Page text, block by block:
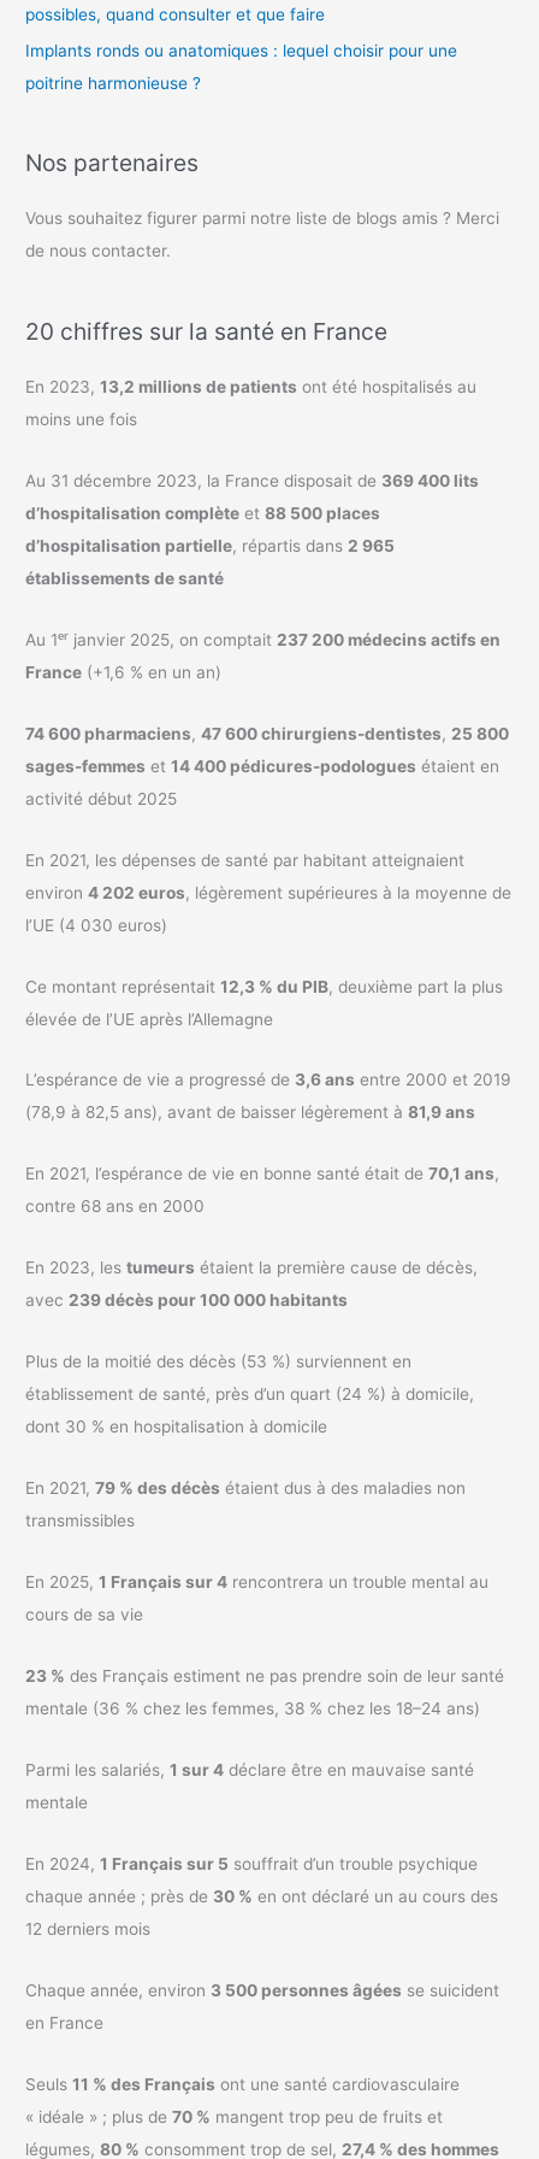
possibles, quand consulter et que faire
Implants ronds ou anatomiques : lequel choisir pour une
poitrine harmonieuse ?
Nos partenaires
Vous souhaitez figurer parmi notre liste de blogs amis ? Merci
de nous contacter.
20 chiffres sur la santé en France
En 2023,13,2 millions de patients ont été hospitalisés au
moins une fois
Au 31 décembre 2023, la France disposait de 369 400 lits
d’hospitalisation complète et88 500 places
d’hospitalisation partielle, répartis dans 2 965
établissements de santé
Au 1ᵉʳ janvier 2025, on comptait 237 200 médecins actifs en
France (+1,6 % en un an)
74 600 pharmaciens,47 600 chirurgiens-dentistes, 25 800
sages-femmes et14 400 pédicures-podologues étaient en
activité début 2025
En 2021, les dépenses de santé par habitant atteignaient
environ4 202 euros, légèrement supérieures à la moyenne de
l’UE (4 030 euros)
Ce montant représentait12,3 % du PIB, deuxième part la plus
élevée de l’UE après l’Allemagne
L’espérance de vie a progressé de 3,6 ans entre 2000 et 2019
(78,9 à 82,5 ans), avant de baisser légèrement à81,9 ans
En 2021, l’espérance de vie en bonne santé était de70,1 ans,
contre 68 ans en 2000
En 2023, lestumeurs étaient la première cause de décès,
avec 239 décès pour 100 000 habitants
Plus de la moitié des décès (53 %) surviennent en
établissement de santé, près d’un quart (24 %) à domicile,
dont 30 % en hospitalisation à domicile
En 2021,79 % des décès étaient dus à des maladies non
transmissibles
En 2025,1 Français sur 4 rencontrera un trouble mental au
cours de sa vie
23 % des Français estiment ne pas prendre soin de leur santé
mentale (36 % chez les femmes, 38 % chez les 18–24 ans)
Parmi les salariés,1 sur 4 déclare être en mauvaise santé
mentale
En 2024,1 Français sur 5 souffrait d’un trouble psychique
chaque année ; près de 30 % en ont déclaré un au cours des
12 derniers mois
Chaque année, environ 3 500 personnes âgées se suicident
en France
Seuls11 % des Français ont une santé cardiovasculaire
« idéale » ; plus de70 % mangent trop peu de fruits et
légumes,80 % consomment trop de sel, 27,4 % des hommes